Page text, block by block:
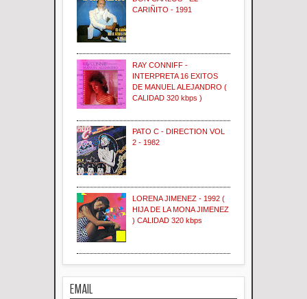
CARIÑITO - 1991
RAY CONNIFF -
INTERPRETA 16 EXITOS
DE MANUEL ALEJANDRO (
CALIDAD 320 kbps )
PATO C - DIRECTION VOL
2 - 1982
LORENA JIMENEZ - 1992 (
HIJA DE LA MONA JIMENEZ
) CALIDAD 320 kbps
EMAIL